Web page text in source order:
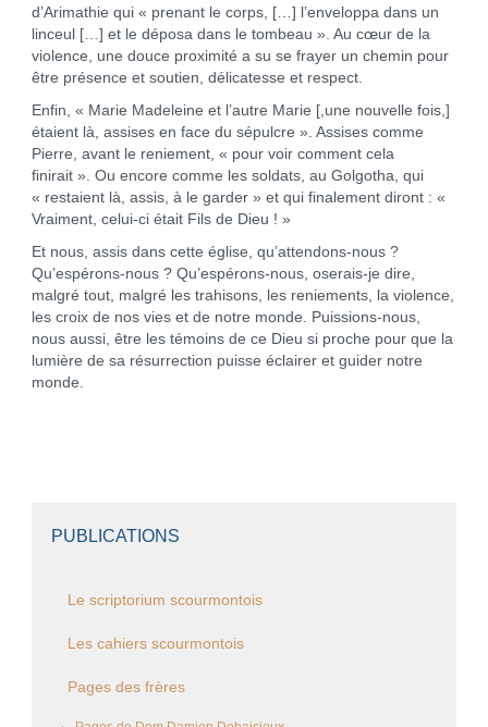
d’Arimathie qui « prenant le corps, […] l’enveloppa dans un
linceul […] et le déposa dans le tombeau ». Au cœur de la
violence, une douce proximité a su se frayer un chemin pour
être présence et soutien, délicatesse et respect.
Enfin, « Marie Madeleine et l’autre Marie [,une nouvelle fois,]
étaient là, assises en face du sépulcre ». Assises comme
Pierre, avant le reniement, « pour voir comment cela
finirait ». Ou encore comme les soldats, au Golgotha, qui
« restaient là, assis, à le garder » et qui finalement diront : «
Vraiment, celui-ci était Fils de Dieu ! »
Et nous, assis dans cette église, qu’attendons-nous ?
Qu’espérons-nous ? Qu’espérons-nous, oserais-je dire,
malgré tout, malgré les trahisons, les reniements, la violence,
les croix de nos vies et de notre monde. Puissions-nous,
nous aussi, être les témoins de ce Dieu si proche pour que la
lumière de sa résurrection puisse éclairer et guider notre
monde.
PUBLICATIONS
Le scriptorium scourmontois
Les cahiers scourmontois
Pages des frères